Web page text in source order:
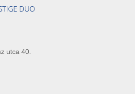
utca 40.